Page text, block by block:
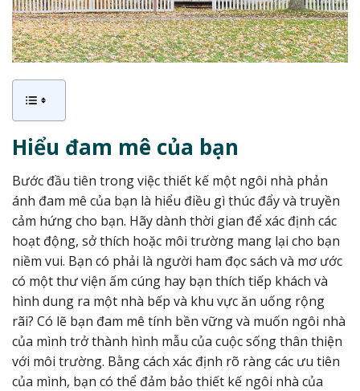
Hiểu đam mê của bạn
Bước đầu tiên trong việc thiết kế một ngôi nhà phản
ánh đam mê của bạn là hiểu điều gì thúc đẩy và truyền
cảm hứng cho bạn. Hãy dành thời gian để xác định các
hoạt động, sở thích hoặc môi trường mang lại cho bạn
niềm vui. Bạn có phải là người ham đọc sách và mơ ước
có một thư viện ấm cúng hay bạn thích tiếp khách và
hình dung ra một nhà bếp và khu vực ăn uống rộng
rãi? Có lẽ bạn đam mê tính bền vững và muốn ngôi nhà
của mình trở thành hình mẫu của cuộc sống thân thiện
với môi trường. Bằng cách xác định rõ ràng các ưu tiên
của mình, bạn có thể đảm bảo thiết kế ngôi nhà của